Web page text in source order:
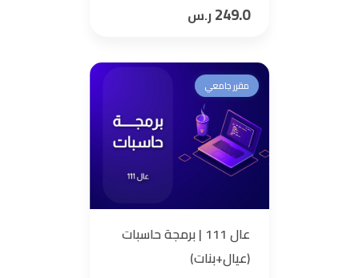
249.0ر.س
مقرر جامعي
عال 111 | برمجة حاسبات
(عيال+بنات)